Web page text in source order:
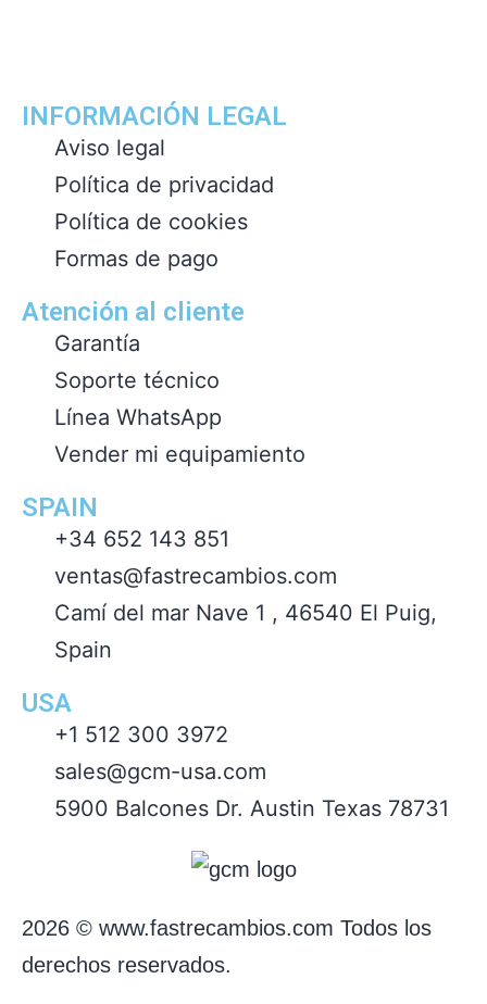
INFORMACIÓN LEGAL
Aviso legal
Política de privacidad
Política de cookies
Formas de pago
Atención al cliente
Garantía
Soporte técnico
Línea WhatsApp
Vender mi equipamiento
SPAIN
+34 652 143 851
ventas@fastrecambios.com
Camí del mar Nave 1 , 46540 El Puig,
Spain
USA
+1 512 300 3972
sales@gcm-usa.com
5900 Balcones Dr. Austin Texas 78731
2026 © www.fastrecambios.com Todos los
derechos reservados.